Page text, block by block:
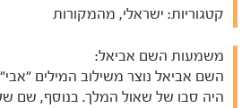
קטגוריות: ישראלי, מהמקורות
משמעות השם אביאל:
השם אביאל נוצר משילוב המילים
היה סבו של שאול המלך. בנוסף, שם